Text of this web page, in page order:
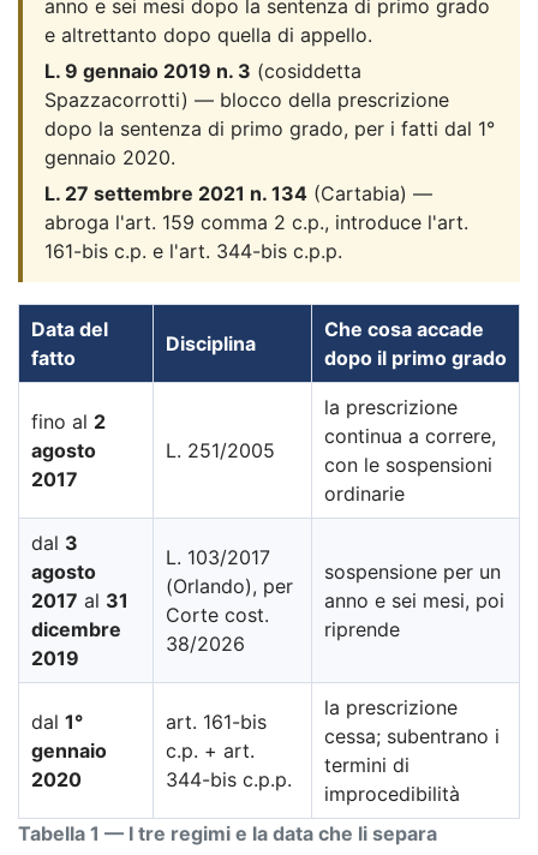
anno e sei mesi dopo la sentenza di primo grado
e altrettanto dopo quella di appello.
L. 9 gennaio 2019 n. 3 (cosiddetta
Spazzacorrotti) — blocco della prescrizione
dopo la sentenza di primo grado, per i fatti dal 1°
gennaio 2020.
L. 27 settembre 2021 n. 134 (Cartabia) —
abroga l'art. 159 comma 2 c.p., introduce l'art.
161-bis c.p. e l'art. 344-bis c.p.p.
Tabella 1 — I tre regimi e la data che li separa
Data del
fatto
Disciplina
Che cosa accade
dopo il primo grado
fino al 2
agosto
2017
L. 251/2005
la prescrizione
continua a correre,
con le sospensioni
ordinarie
dal 3
agosto
2017 al 31
dicembre
2019
L. 103/2017
(Orlando), per
Corte cost.
38/2026
sospensione per un
anno e sei mesi, poi
riprende
dal 1°
gennaio
2020
art. 161-bis
c.p. + art.
344-bis c.p.p.
la prescrizione
cessa; subentrano i
termini di
improcedibilità